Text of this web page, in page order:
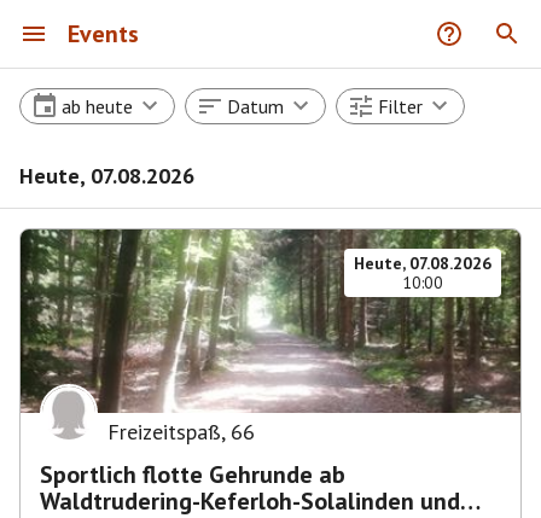
Events
ab heute Datum Filter
Heute, 07.08.2026
Heute, 07.08.2026
10:00
Freizeitspaß, 66
Sportlich flotte Gehrunde ab
Waldtrudering-Keferloh-Solalinden und